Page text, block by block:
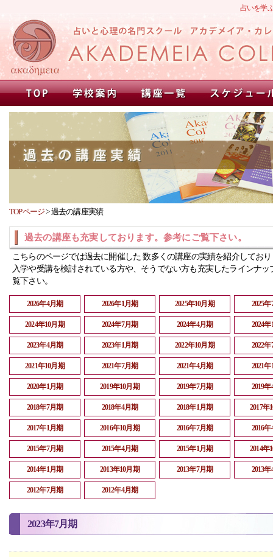
占いを学
TOPページ>過去の講座実績
過去の講座も充実しております。参考にご覧下さい。
こちらのページでは過去に開催した 数多くの講座の実績を紹介してお
入学や受講を検討されている方や、そうでない方も充実したラインナッ
覧下さい。
2026年4月期 2026年1月期 2025年10月期 2025
2024年10月期 2024年7月期 2024年4月期 2024
2023年4月期 2023年1月期 2022年10月期 2022
2021年10月期 2021年7月期 2021年4月期 2021
2020年1月期 2019年10月期 2019年7月期 2019
2018年7月期 2018年4月期 2018年1月期 2017年
2017年1月期 2016年10月期 2016年7月期 2016
2015年7月期 2015年4月期 2015年1月期 2014年
2014年1月期 2013年10月期 2013年7月期 2013
2012年7月期 2012年4月期
2023年7月期